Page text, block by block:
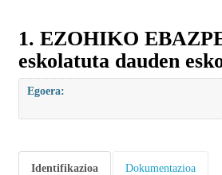
1. EZOHIKO
eskolatuta dauden
Egoera:
Identifikazioa Dokumentazioa